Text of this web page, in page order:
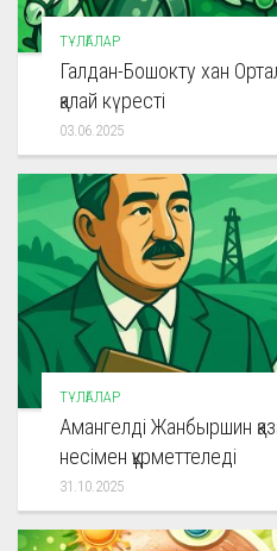
ТҰЛҒАЛАР
Галдан-Бошокту хан
қалай күресті
03.06.2025
ТҰЛҒАЛАР
Амангелді Жанбыршин
несімен құрметтеледі
31.10.2025